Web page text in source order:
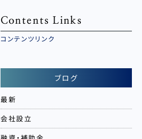
Contents Links
コンテンツリンク
ブログ
最新
会社設立